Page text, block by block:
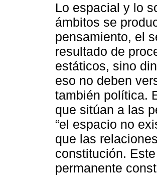
Lo espacial y lo
ámbitos se
pensamiento, el
resultado de
estáticos, sino
eso no deben
también política.
que sitúan a las
“el espacio no
que las
constitución.
permanente